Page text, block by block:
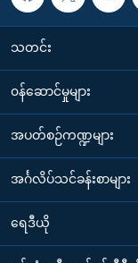
သတင်း
၀န်ဆောင်မှုများ
အပတ်စဉ်ကဏ္ဍများ
အင်္ဂလိပ်သင်ခန်းစာများ
ရေဒီယို